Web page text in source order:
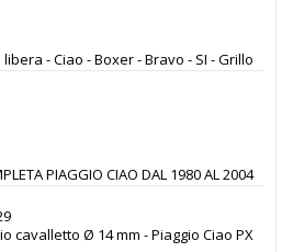
- Ciao - Boxer - Bravo - SI - Grillo
PIAGGIO CIAO DAL 1980 AL 2004
cavalletto Ø 14 mm - Piaggio Ciao PX